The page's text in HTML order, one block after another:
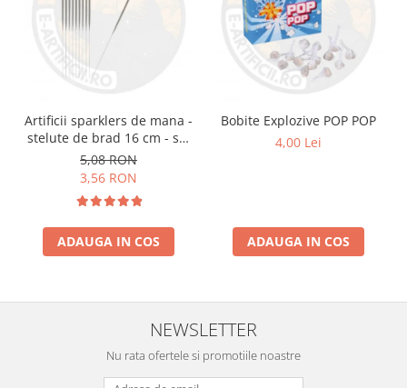
Artificii sparklers de mana -
stelute de brad 16 cm - set
10 buc
5,08 RON
3,56 RON
ADAUGA IN COS
Bobite Explozive POP POP
4,00 Lei
ADAUGA IN COS
NEWSLETTER
Nu rata ofertele si promotiile noastre